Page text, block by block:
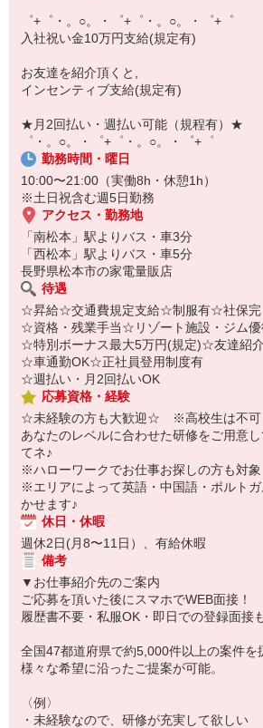
短期・期間限定・オープニング・官公庁
上場/優良/大手企業など
【スマホ面接実施中】
￣￣￣￣￣￣￣￣￣
自宅に居ながらスマホでカンタン面接OK！
オンライン面談なのでスピード対応。
即日登録もOK♪
気になった方はお気軽にご相談ください！
゜+゜・。○。・゜+゜・。○。・゜+゜
入社祝い金10万円支給(規定有)
お友達を紹介頂くと,
インセンティブ支給(規定有)
★月2回払い・週払い可能（規程有）★
゜・。○。・゜+゜・。○。・゜+゜
勤務時間・曜日
10:00〜21:00（実働8h・休憩1h）
※土日祝含む週5日勤務
アクセス・勤務地
「南松本」駅よりバス・車3分
「西松本」駅よりバス・車5分
長野県松本市の家電量販店
待遇
☆昇給☆交通費規定支給☆制服有☆社保完
☆資格・残業手当☆リゾート施設・ジム優
☆特別ボーナス最大5万円(規定)☆友達紹介
☆車通勤OK☆正社員登用制度有
☆週払い・月2回払いOK
応募資格・経験
☆未経験の方も大歓迎☆ ※高校生は不可
あなたのレベルに合わせた研修をご用意
てネ♪
※ハローワークでお仕事お探しの方も対象
※エリアによって英語・中国語・ポルト
かせます♪
休日・休暇
週休2日(月8〜11日）、有給休暇
備考
▼お仕事紹介先のご案内
ご応募を頂いた後にスマホでWEB面接！
履歴書不要・私服OK・即日での登録面接
全国47都道府県で約5,000件以上の案件を
様々な希望に沿ったご提案が可能。
〈例〉
・未経験なので、研修が充実して欲しい